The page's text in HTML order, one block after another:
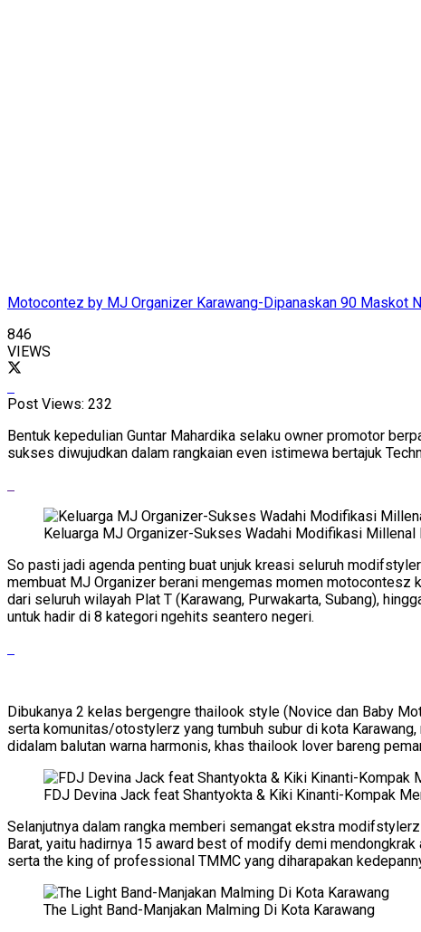
Motocontez by MJ Organizer Karawang-Dipanaskan 90 Maskot
846
VIEWS
Post Views: 232
Bentuk kepedulian Guntar Mahardika selaku owner promotor
sukses diwujudkan dalam rangkaian even istimewa bertajuk
Keluarga MJ Organizer-Sukses Wadahi Modifikasi Millenal
So pasti jadi agenda penting buat unjuk kreasi seluruh
membuat MJ Organizer berani mengemas momen motocontesz
dari seluruh wilayah Plat T (Karawang, Purwakarta, Subang),
untuk hadir di 8 kategori ngehits seantero negeri.
Dibukanya 2 kelas bergengre thailook style (Novice dan Baby
serta komunitas/otostylerz yang tumbuh subur di kota
didalam balutan warna harmonis, khas thailook lover bareng
FDJ Devina Jack feat Shantyokta & Kiki Kinanti-Kompak
Selanjutnya dalam rangka memberi semangat ekstra
Barat, yaitu hadirnya 15 award best of modify demi
serta the king of professional TMMC yang diharapakan
The Light Band-Manjakan Malming Di Kota Karawang